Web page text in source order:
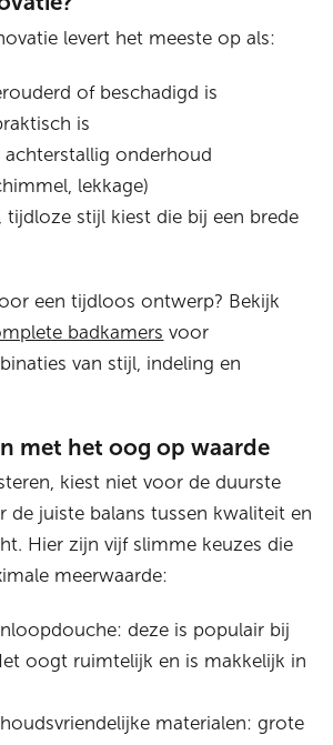
levert het meeste op als:
of beschadigd is
is
achterstallig onderhoud
lekkage)
tijdloze stijl kiest die bij een brede
een tijdloos ontwerp? Bekijk
badkamers voor
van stijl, indeling en
met het oog op waarde
kiest niet voor de duurste
de juiste balans tussen kwaliteit en
Hier zijn vijf slimme keuzes die
meerwaarde:
deze is populair bij
oogt ruimtelijk en is makkelijk in
materialen: grote